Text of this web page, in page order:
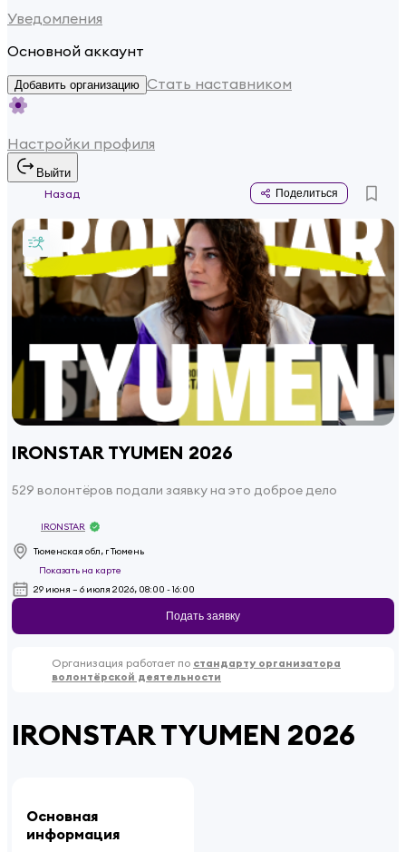
Уведомления
Основной аккаунт
Добавить организацию Стать наставником
Настройки профиля
Выйти
Назад
Поделиться
IRONSTAR TYUMEN 2026
529 волонтёров подали заявку на это доброе дело
IRONSTAR
Тюменская обл, г Тюмень
Показать на карте
29 июня – 6 июля 2026, 08:00 - 16:00
Подать заявку
Организация работает по стандарту организатора
волонтёрской деятельности
IRONSTAR TYUMEN 2026
Основная
информация